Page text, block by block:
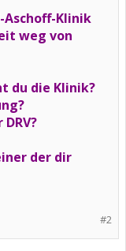
Aschoff-Klinik
weg von
du die Klinik?
der dir
#2